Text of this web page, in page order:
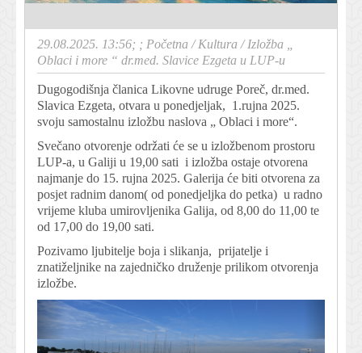
29.08.2025. 13:56; ; Početna /Kultura /Izložba „
Oblaci i more “ dr.med. Slavice Ezgeta u LUP-u
Dugogodišnja članica Likovne udruge Poreč, dr.med.
Slavica Ezgeta, otvara u ponedjeljak, 1.rujna 2025.
svoju samostalnu izložbu naslova „ Oblaci i more“.
Svečano otvorenje održati će se u izložbenom prostoru
LUP-a, u Galiji u 19,00 sati i izložba ostaje otvorena
najmanje do 15. rujna 2025. Galerija će biti otvorena za
posjet radnim danom( od ponedjeljka do petka) u radno
vrijeme kluba umirovljenika Galija, od 8,00 do 11,00 te
od 17,00 do 19,00 sati.
Pozivamo ljubitelje boja i slikanja, prijatelje i
znatiželjnike na zajedničko druženje prilikom otvorenja
izložbe.